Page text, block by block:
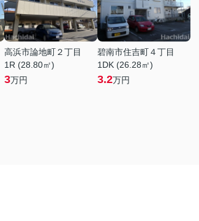
高浜市論地町２丁目
1R (28.80㎡)
3万円
碧南市住吉町４丁目
1DK (26.28㎡)
3.2万円